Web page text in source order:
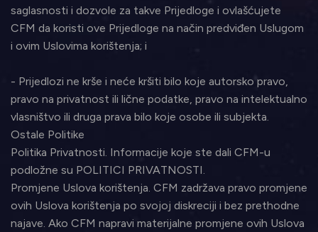
saglasnosti i dozvole za takve Prijedloge i ovlašćujete
CFM da koristi ove Prijedloge na način predviđen Uslugom
i ovim Uslovima korištenja; i
- Prijedlozi ne krše i neće kršiti bilo koje autorsko pravo,
pravo na privatnost ili lične podatke, pravo na intelektualno
vlasništvo ili druga prava bilo koje osobe ili subjekta.
Ostale Politike
Politika Privatnosti. Informacije koje ste dali CFM-u
podložne su POLITICI PRIVATNOSTI.
Promjene Uslova korištenja. CFM zadržava pravo promjene
ovih Uslova korištenja po svojoj diskreciji i bez prethodne
najave. Ako CFM napravi materijalne promjene ovih Uslova